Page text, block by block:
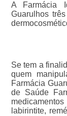
A Farmácia
Guarulhos
Se tem a
quem
Farmácia
de Saúde
labirintite,